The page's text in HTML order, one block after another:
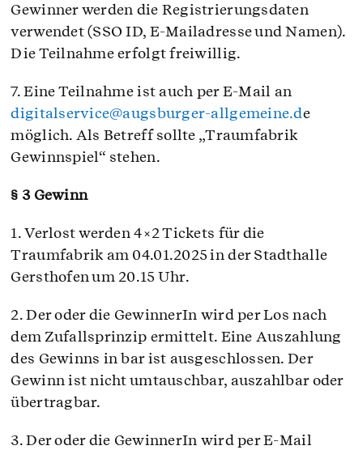
Gewinner werden die Registrierungsdaten
verwendet (SSO ID, E-Mailadresse und Namen).
Die Teilnahme erfolgt freiwillig.
7. Eine Teilnahme ist auch per E-Mail an
digitalservice@augsburger-allgemeine.de
möglich. Als Betreff sollte „Traumfabrik
Gewinnspiel“ stehen.
§ 3 Gewinn
1. Verlost werden 4×2 Tickets für die
Traumfabrik am 04.01.2025 in der Stadthalle
Gersthofen um 20.15 Uhr.
2. Der oder die GewinnerIn wird per Los nach
dem Zufallsprinzip ermittelt. Eine Auszahlung
des Gewinns in bar ist ausgeschlossen. Der
Gewinn ist nicht umtauschbar, auszahlbar oder
übertragbar.
3. Der oder die GewinnerIn wird per E-Mail